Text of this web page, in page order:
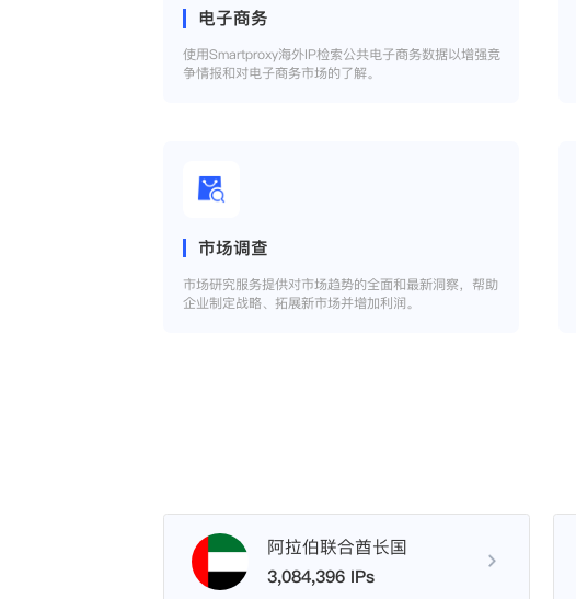
电子商务
使用Smartproxy海外IP检索公共电子商务数据以增强竞
争情报和对电子商务市场的了解。
市场调查
市场研究服务提供对市场趋势的全面和最新洞察，帮助
企业制定战略、拓展新市场并增加利润。
阿拉伯联合酋长国
3,084,396 IPs